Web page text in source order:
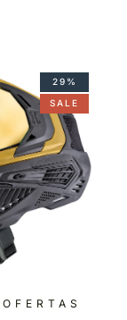
29%
SALE
OFERTAS